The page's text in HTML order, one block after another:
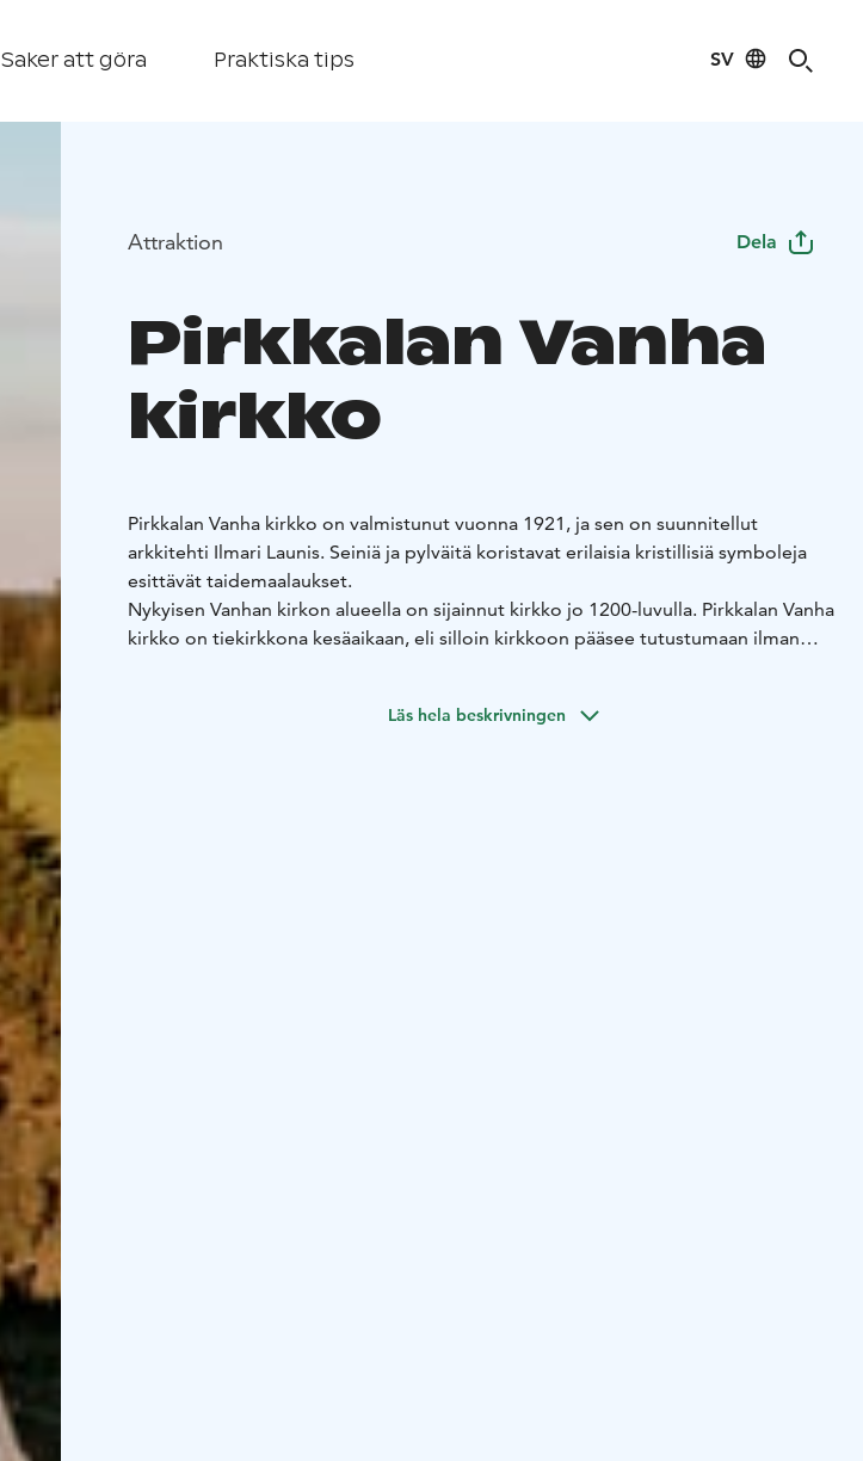
Saker att göra Praktiska tips SV
Attraktion Dela
Pirkkalan Vanha
kirkko
Pirkkalan Vanha kirkko on valmistunut vuonna 1921, ja sen on suunnitellut
arkkitehti Ilmari Launis. Seiniä ja pylväitä koristavat erilaisia kristillisiä symboleja
esittävät taidemaalaukset.
Nykyisen Vanhan kirkon alueella on sijainnut kirkko jo 1200-luvulla. Pirkkalan Vanha
kirkko on tiekirkkona kesäaikaan, eli silloin kirkkoon pääsee tutustumaan ilman
Läs hela beskrivningen